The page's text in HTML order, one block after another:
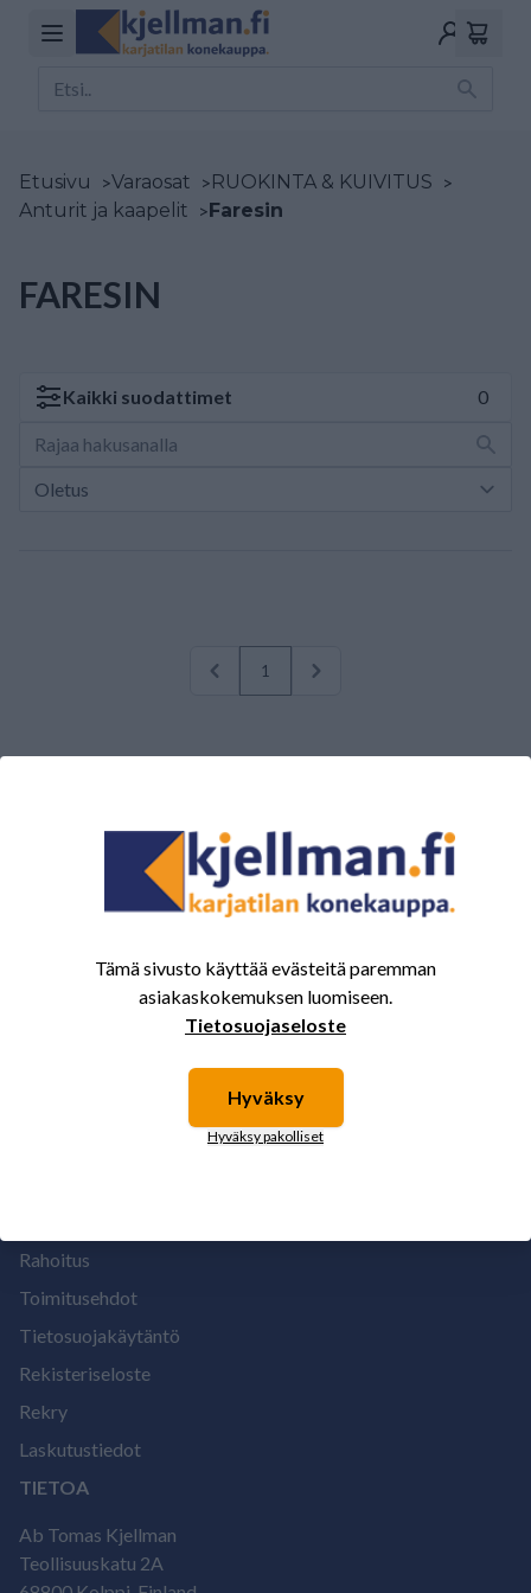
Etusivu >Varaosat >RUOKINTA & KUIVITUS >
Anturit ja kaapelit >Faresin
FARESIN
Kaikki suodattimet 0
1
MYYMÄLÄT
Rahoitus
Toimitusehdot
Tietosuojakäytäntö
Rekisteriseloste
Rekry
Laskutustiedot
TIETOA
Ab Tomas Kjellman
Teollisuuskatu 2A
Tämä sivusto käyttää evästeitä paremman
asiakaskokemuksen luomiseen.
Tietosuojaseloste
Hyväksy
Hyväksy pakolliset